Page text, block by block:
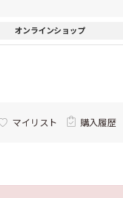
オンラインショップ
マイリスト 購入履歴